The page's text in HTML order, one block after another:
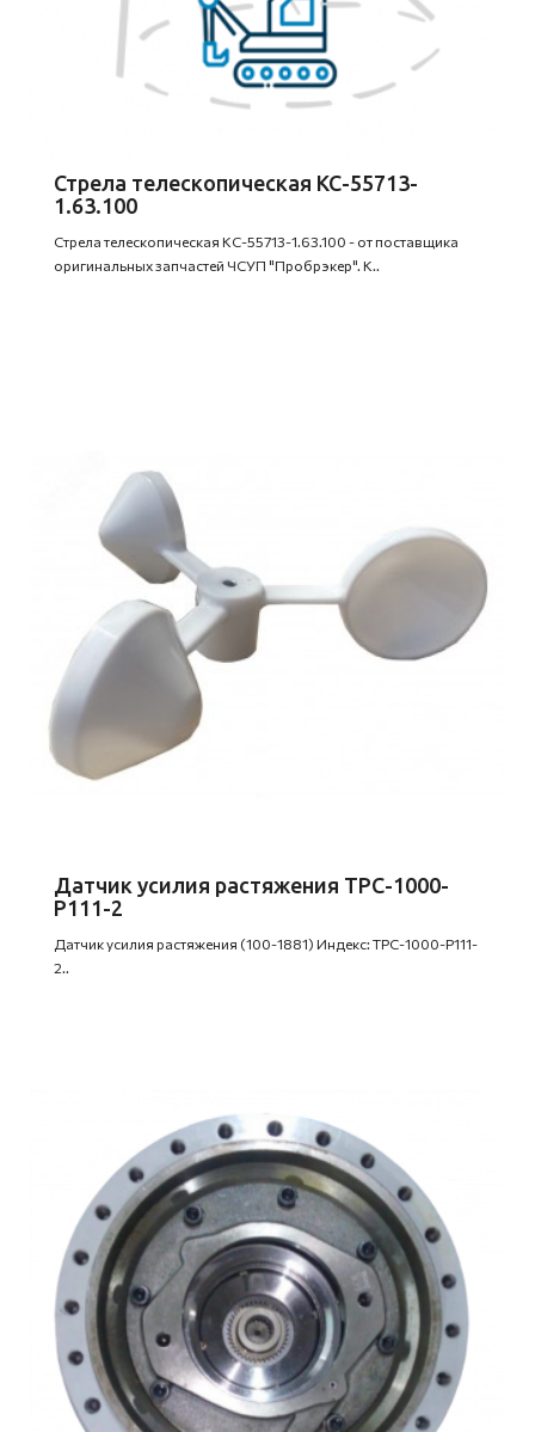
Стрела телескопическая КС-55713-
1.63.100
Стрела телескопическая КС-55713-1.63.100 - от поставщика
оригинальных запчастей ЧСУП "Пробрэкер". К..
Датчик усилия растяжения ТРС-1000-
Р111-2
Датчик усилия растяжения (100-1881) Индекс: ТРС-1000-Р111-
2..